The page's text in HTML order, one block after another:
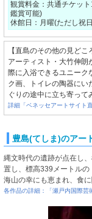
観賞料金：共通チケッ
鑑賞可能)
休館日：月曜(ただし祝
【直島のその他の見どこ
アーティスト・大竹伸朗
際に入浴できるユニーク
ク画、トイレの陶器にい
ぐりの途中に立ち寄って
詳細「ベネッセアートサイト
豊島(てしま)のアー
縄文時代の遺跡が点在し
置し、標高339メートルの
海山の幸にも恵まれ、食
各作品の詳細：「瀬戸内国際